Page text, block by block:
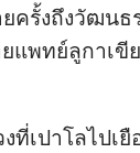
ครั้ง​ถึง​วัฒนธ
แพทย์​ลูกา​เ
ปาโล​ไป​เยื